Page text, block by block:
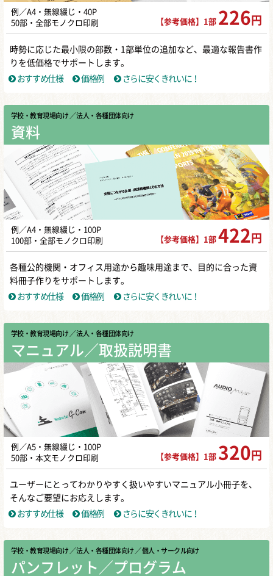
例／A4・無線綴じ・40P
50部・全部モノクロ印刷
【参考価格】1部 226 円
時勢に応じた最小限の部数・1部単位の追加など、最適な報告書作
りを低価格でサポートします。
おすすめ仕様
価格例 さらに安くきれいに！
学校・教育現場向け ／ 法人・各種団体向け
資料
例／A4・無線綴じ・100P
100部・全部モノクロ印刷
【参考価格】1部 422 円
各種公的機関・オフィス用途から趣味用途まで、目的に合った資
料冊子作りをサポートします。
おすすめ仕様
価格例 さらに安くきれいに！
学校・教育現場向け ／ 法人・各種団体向け
マニュアル／取扱説明書
例／A5・無線綴じ・100P
50部・本文モノクロ印刷
【参考価格】1部 320 円
ユーザーにとってわかりやすく扱いやすいマニュアル小冊子を、
そんなご要望にお応えします。
おすすめ仕様
価格例 さらに安くきれいに！
学校・教育現場向け ／ 法人・各種団体向け ／ 個人・サークル向け
パンフレット／プログラム